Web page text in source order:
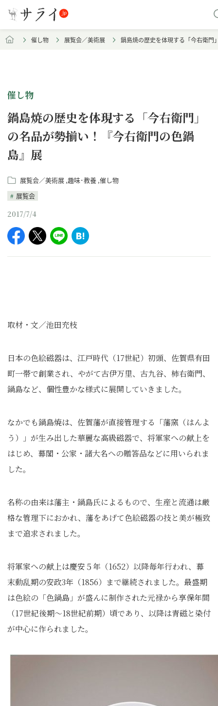
催し物 展覧会／美術展 鍋島焼の歴史を体現する「今右衛門
催し物
鍋島焼の歴史を体現する「今右衛門」
の名品が勢揃い！『今右衛門の色鍋
島』展
展覧会／美術展 趣味･教養 催し物
展覧会
2017/7/4
取材・文／池田充枝
日本の色絵磁器は、江戸時代（17世紀）初頭、佐賀県有田
町一帯で創業され、やがて古伊万里、古九谷、柿右衛門、
鍋島など、個性豊かな様式に展開していきました。
なかでも鍋島焼は、佐賀藩が直接管理する「藩窯（はんよ
う）」が生み出した華麗な高級磁器で、将軍家への献上を
はじめ、幕閣・公家・諸大名への贈答品などに用いられま
した。
名称の由来は藩主・鍋島氏によるもので、生産と流通は厳
格な管理下におかれ、藩をあげて色絵磁器の技と美が極致
まで追求されました。
将軍家への献上は慶安５年（1652）以降毎年行われ、幕
末動乱期の安政3年（1856）まで継続されました。最盛期
は色絵の「色鍋島」が盛んに制作された元禄から享保年間
（17世紀後期～18世紀前期）頃であり、以降は青磁と染付
が中心に作られました。